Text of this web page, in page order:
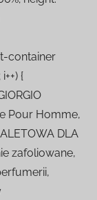
container
{
Pour Homme,
DLA
zafoliowane,